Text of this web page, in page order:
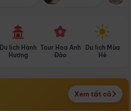
Du lịch Hành
Hương
Tour Hoa Anh
Đào
Du lịch Mùa
Hè
Xem tất cả
Điểm nổi bật